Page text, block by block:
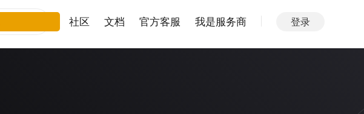
社区 文档 官方客服 我是服务商 登录